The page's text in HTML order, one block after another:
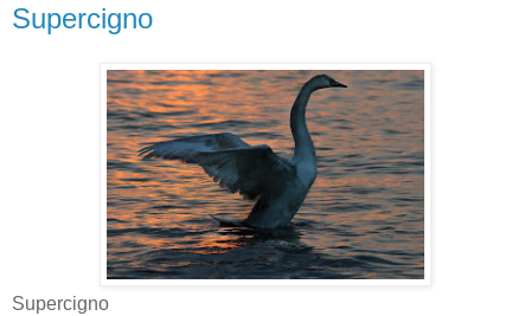
Supercigno
Supercigno